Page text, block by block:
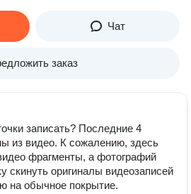
Чат
заказ
записать? Последние 4
из видео. К сожалению, здесь
фрагменты, а фотографий
скинуть оригиналы видеозаписей
на обычное покрытие.